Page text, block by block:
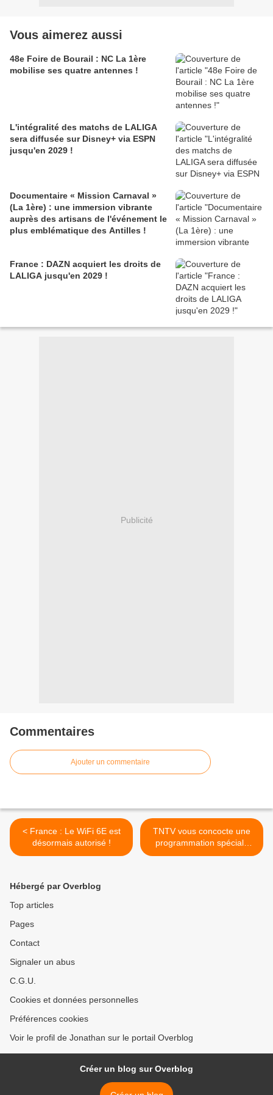
Vous aimerez aussi
48e Foire de Bourail : NC La 1ère
mobilise ses quatre antennes !
L'intégralité des matchs de LALIGA
sera diffusée sur Disney+ via ESPN
jusqu'en 2029 !
Documentaire « Mission Carnaval »
(La 1ère) : une immersion vibrante
auprès des artisans de l'événement le
plus emblématique des Antilles !
France : DAZN acquiert les droits de
LALIGA jusqu'en 2029 !
Publicité
Commentaires
Ajouter un commentaire
< France : Le WiFi 6E est
désormais autorisé !
TNTV vous concocte une
programmation spéciale
pour célébrer ensemble le
Hébergé par Overblog
Top articles
Pages
Contact
Signaler un abus
C.G.U.
Cookies et données personnelles
Préférences cookies
Voir le profil de Jonathan sur le portail Overblog
Créer un blog sur Overblog